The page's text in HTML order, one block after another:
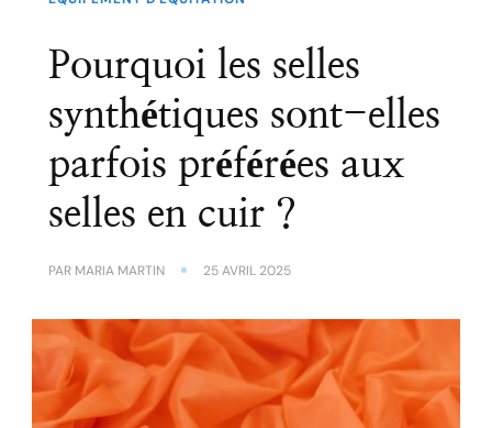
Pourquoi les selles
synthétiques sont-elles
parfois préférées aux
selles en cuir ?
PAR MARIA MARTIN 25 AVRIL 2025